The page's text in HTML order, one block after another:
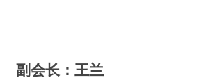
副会长 ：王兰